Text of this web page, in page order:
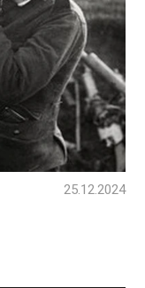
25.12.2024